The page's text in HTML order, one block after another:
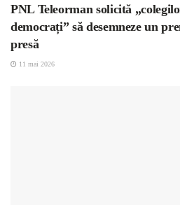
PNL Teleorman solicită
democrați” să desemneze un
presă
11 mai 2026